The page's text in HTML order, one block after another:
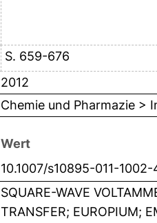
S. 659-676
2012
Chemie und Pharmazie >
Wert
10.1007/s10895-011-1002-
SQUARE-WAVE
TRANSFER; EUROPIUM;